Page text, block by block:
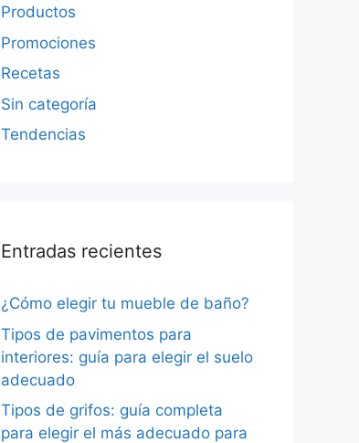
Productos
Promociones
Recetas
Sin categoría
Tendencias
Entradas recientes
¿Cómo elegir tu mueble de baño?
Tipos de pavimentos para
interiores: guía para elegir el suelo
adecuado
Tipos de grifos: guía completa
para elegir el más adecuado para